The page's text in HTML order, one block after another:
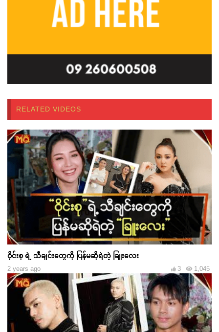
RELATED VIDEOS
ဝိုင်းစု ရဲ့ သီချင်းတွေကို ပြန်မဆိုရဲတဲ့ ခြူးလေး
2 years ago 1,045
3